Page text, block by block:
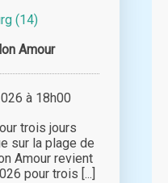
(14)
Amour
à 18h00
trois jours
sur la plage de
Amour revient
pour trois [...]